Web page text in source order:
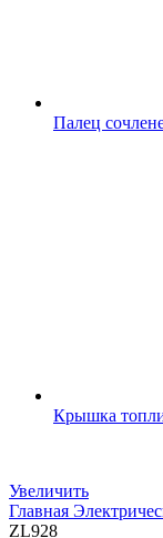
Палец
Крышка
Увеличить
Главная
ZL928